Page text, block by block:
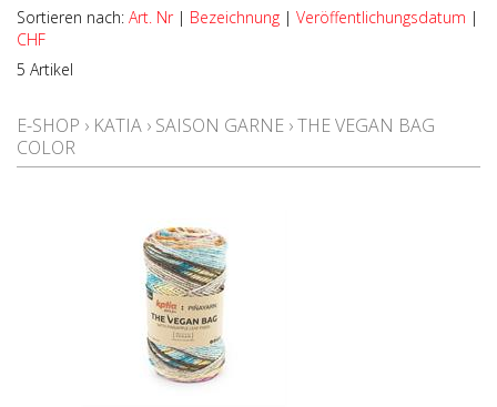
Sortieren nach: Art. Nr| Bezeichnung | Veröffentlichungsdatum |
CHF
5 Artikel
E-SHOP › KATIA › SAISON GARNE ›THE VEGAN BAG
COLOR